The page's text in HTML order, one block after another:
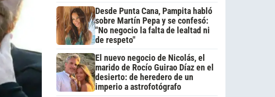
Desde Punta Cana, Pampita habló
sobre Martín Pepa y se confesó:
"No negocio la falta de lealtad ni
de respeto"
El nuevo negocio de Nicolás, el
marido de Rocío Guirao Díaz en el
desierto: de heredero de un
imperio a astrofotógrafo